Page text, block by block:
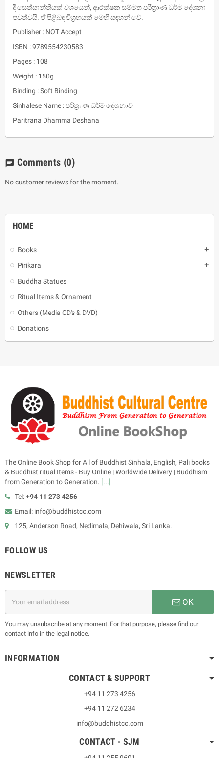
HOME
Books add
Pirikara add
Buddha Statues
Ritual Items & Ornament
Others (Media CD's & DVD)
Donations
දී සෙත්සාන්තියක් වශයෙන්, ආරක්ෂක සම්මත පරිත්‍රාණ ධර්ම දේශනා
පවත්වයි. ඒ පිළිබඳ විග්‍රහයක් මෙහි සඳහන් වේ.
Publisher : NOT Accept
ISBN : 9789554230583
Pages : 108
Weight : 150g
Binding : Soft Binding
Sinhalese Name : පරිත්‍රාණ ධර්ම දේශනාව
Paritrana Dhamma Deshana
chat Comments (0)
No customer reviews for the moment.
The Online Book Shop for All of Buddhist Sinhala, English, Pali books
& Buddhist ritual Items - Buy Online | Worldwide Delivery | Buddhism
from Generation to Generation. [...]
Tel:+94 11 273 4256
Email: info@buddhistcc.com
125, Anderson Road, Nedimala, Dehiwala, Sri Lanka.
FOLLOW US
NEWSLETTER
OK
You may unsubscribe at any moment. For that purpose, please find our
contact info in the legal notice.
INFORMATION
CONTACT & SUPPORT
+94 11 273 4256
+94 11 272 6234
info@buddhistcc.com
CONTACT - SJM